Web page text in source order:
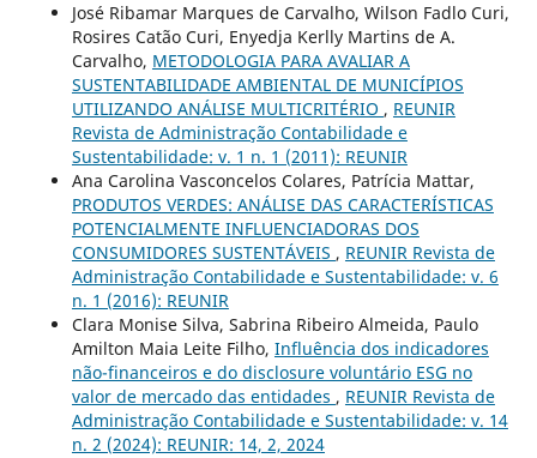
José Ribamar Marques de Carvalho, Wilson Fadlo Curi,
Rosires Catão Curi, Enyedja Kerlly Martins de A.
Carvalho, METODOLOGIA PARA AVALIAR A
SUSTENTABILIDADE AMBIENTAL DE MUNICÍPIOS
UTILIZANDO ANÁLISE MULTICRITÉRIO , REUNIR
Revista de Administração Contabilidade e
Sustentabilidade: v. 1 n. 1 (2011): REUNIR
Ana Carolina Vasconcelos Colares, Patrícia Mattar,
PRODUTOS VERDES: ANÁLISE DAS CARACTERÍSTICAS
POTENCIALMENTE INFLUENCIADORAS DOS
CONSUMIDORES SUSTENTÁVEIS , REUNIR Revista de
Administração Contabilidade e Sustentabilidade: v. 6
n. 1 (2016): REUNIR
Clara Monise Silva, Sabrina Ribeiro Almeida, Paulo
Amilton Maia Leite Filho, Influência dos indicadores
não-financeiros e do disclosure voluntário ESG no
valor de mercado das entidades , REUNIR Revista de
Administração Contabilidade e Sustentabilidade: v. 14
n. 2 (2024): REUNIR: 14, 2, 2024